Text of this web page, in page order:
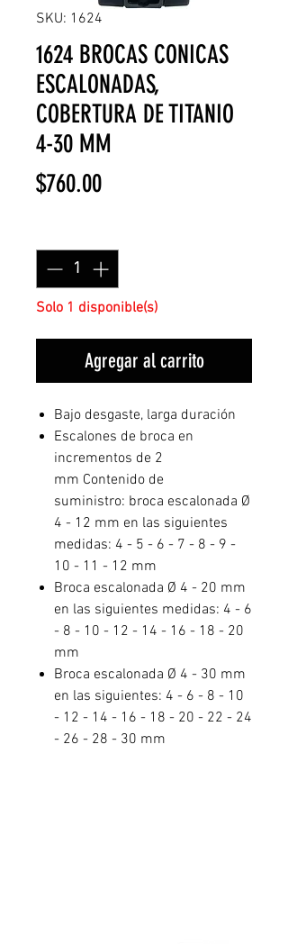
SKU: 1624
1624 BROCAS CONICAS
ESCALONADAS,
COBERTURA DE TITANIO
4-30 MM
$760.00Precio
Solo 1 disponible(s)
Agregar al carrito
Bajo desgaste, larga duración
Escalones de broca en
incrementos de 2
mm Contenido de
suministro: broca escalonada Ø
4 - 12 mm en las siguientes
medidas: 4 - 5 - 6 - 7 - 8 - 9 -
10 - 11 - 12 mm
Broca escalonada Ø 4 - 20 mm
en las siguientes medidas: 4 - 6
- 8 - 10 - 12 - 14 - 16 - 18 - 20
mm
Broca escalonada Ø 4 - 30 mm
en las siguientes: 4 - 6 - 8 - 10
- 12 - 14 - 16 - 18 - 20 - 22 - 24
- 26 - 28 - 30 mm